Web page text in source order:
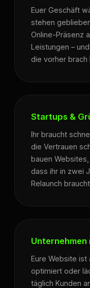
Euer Geschäft
stehen
Online-Präsenz
Leistungen –
die vorher brach
Startups &
Ihr braucht
die Vertrauen
bauen
dass ihr in zwei
Relaunch
Eure Website ist
optimiert oder
täglich Kunden